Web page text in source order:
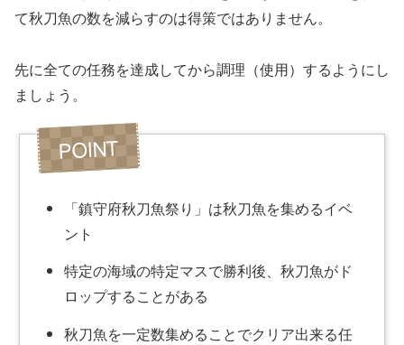
て秋刀魚の数を減らすのは得策ではありません。
先に全ての任務を達成してから調理（使用）するようにし
ましょう。
「鎮守府秋刀魚祭り」は秋刀魚を集めるイベ
ント
特定の海域の特定マスで勝利後、秋刀魚がド
ロップすることがある
秋刀魚を一定数集めることでクリア出来る任